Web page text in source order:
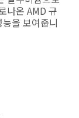
나온 AMD 규
을 보여줍니